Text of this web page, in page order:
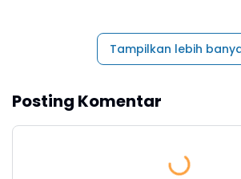
Tampilkan lebih
Posting Komentar